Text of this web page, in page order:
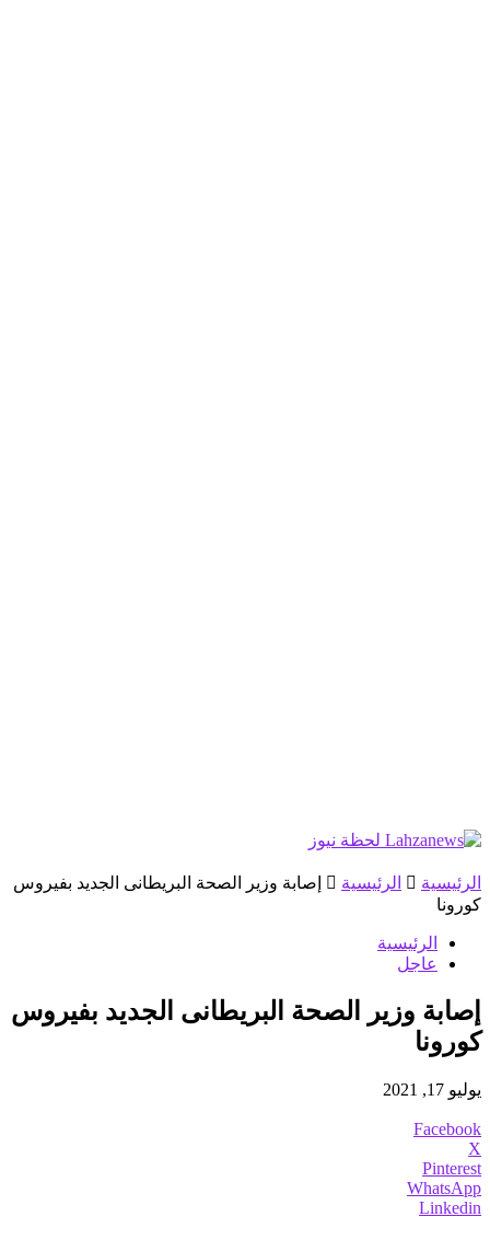
الرئيسية الرئيسية
إصابة وزير الصحة البريطانى الجديد بفيروس
كورونا
الرئيسية
عاجل
إصابة وزير الصحة البريطانى الجديد بفيروس
كورونا
يوليو 17, 2021
Facebook
X
Pinterest
WhatsApp
Linkedin